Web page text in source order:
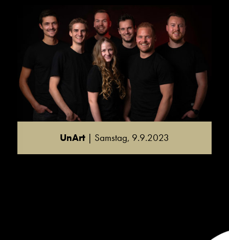
UnArt| Samstag, 9.9.2023